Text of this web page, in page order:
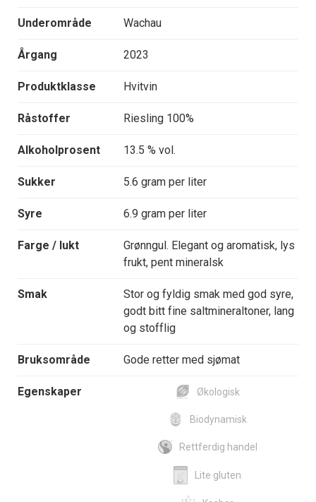
Underområde Wachau
Årgang 2023
Produktklasse Hvitvin
Råstoffer Riesling 100%
Alkoholprosent 13.5 % vol.
Sukker 5.6 gram per liter
Syre 6.9 gram per liter
Farge / lukt
Grønngul. Elegant og aromatisk, lys
frukt, pent mineralsk
Smak
Stor og fyldig smak med god syre,
godt bitt fine saltmineraltoner, lang
og stofflig
Bruksområde Gode retter med sjømat
Egenskaper Økologisk
Biodynamisk
Rettferdig handel
Lite gluten